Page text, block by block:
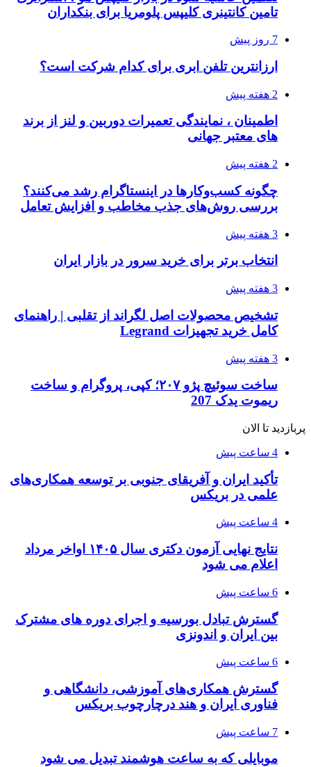
تامین کانتینری کلیپس پلومریا برای بنکداران
7 روز پیش
ارزانترین تلفن ابری برای کدام شرکت است؟
2 هفته پیش
اطمینان ، نمایندگی تعمیرات دوربین و لنز از برند
های معتبر جهانی
2 هفته پیش
چگونه کسب‌وکارها در اینستاگرام رشد می‌کنند؟
بررسی روش‌های جذب مخاطب و افزایش تعامل
3 هفته پیش
انتخاب برتر برای خرید سرور در بازار ایران
3 هفته پیش
تشخیص محصولات اصل لگراند از تقلبی | راهنمای
کامل خرید تجهیزات Legrand
3 هفته پیش
ساخت سوئیچ پژو ۲۰۷؛ کپی، پروگرام و ساخت
ریموت یدک 207
پربازدید تا الان
4 ساعت پیش
تأکید ایران و آفریقای جنوبی بر توسعه همکاری‌های
علمی در بریکس
4 ساعت پیش
نتایج نهایی آزمون دکتری سال ۱۴۰۵ اواخر مرداد
اعلام می شود
6 ساعت پیش
گسترش تبادل بورسیه و اجرای دوره های مشترک
بین ایران و اندونزی
6 ساعت پیش
گسترش همکاری‌های آموزشی، دانشگاهی و
فناوری ایران و هند درچارچوب بریکس
7 ساعت پیش
موبایلی که به ساعت هوشمند تبدیل می شود